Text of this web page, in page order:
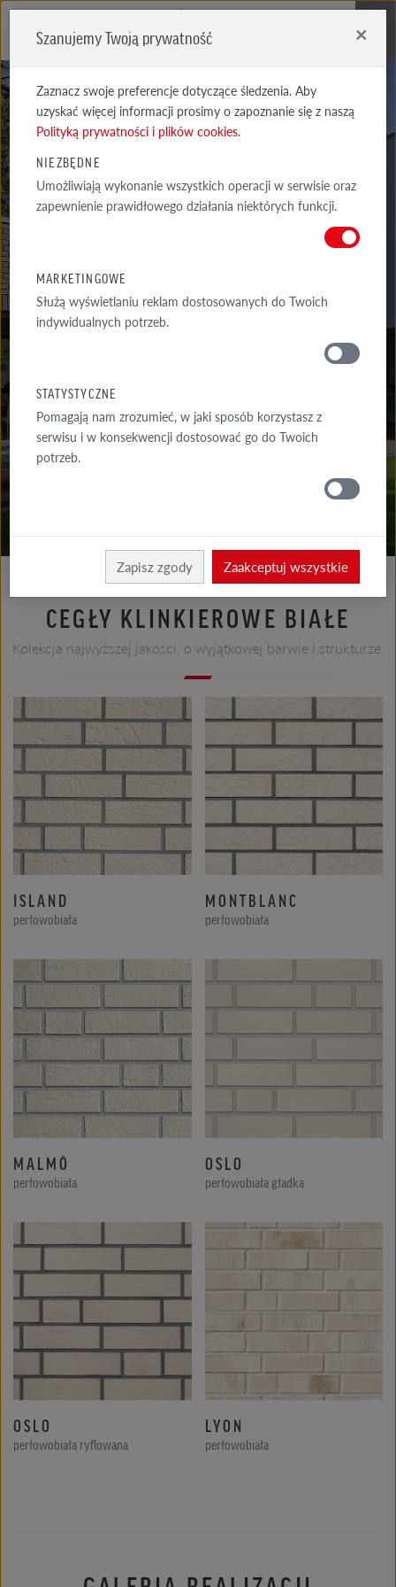
CEGŁY KLINKIEROWE BIAŁE
GDZIE
CEGŁY KLINKIEROWE BIAŁE
Kolekcja najwyższej jakości, o wyjątkowej barwie i strukturze.
ISLAND
perłowobiała
MONTBLANC
perłowobiała
MALMÖ
perłowobiała
OSLO
perłowobiała gładka
OSLO
perłowobiała ryflowana
LYON
perłowobiała
Szanujemy Twoją prywatność ×
Zaznacz swoje preferencje dotyczące śledzenia. Aby
uzyskać więcej informacji prosimy o zapoznanie się z naszą
Polityką prywatności i plików cookies.
NIEZBĘDNE
Umożliwiają wykonanie wszystkich operacji w serwisie oraz
zapewnienie prawidłowego działania niektórych funkcji.
MARKETINGOWE
Służą wyświetlaniu reklam dostosowanych do Twoich
indywidualnych potrzeb.
STATYSTYCZNE
Pomagają nam zrozumieć, w jaki sposób korzystasz z
serwisu i w konsekwencji dostosować go do Twoich
potrzeb.
Zapisz zgody Zaakceptuj wszystkie